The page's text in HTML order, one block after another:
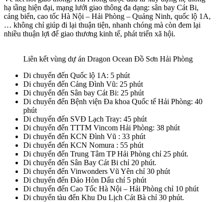
hạ tầng hiện đại, mạng lưới giao thông đa dạng: sân bay Cát Bi,
cảng biển, cao tốc Hà Nội – Hải Phòng – Quảng Ninh, quốc lộ 1A,
… không chỉ giúp đi lại thuận tiện, nhanh chóng mà còn đem lại
nhiều thuận lợi để giao thương kinh tế, phát triển xã hội.
Liên kết vùng dự án Dragon Ocean Đồ Sơn Hải Phòng
Di chuyển đến Quốc lộ 1A: 5 phút
Di chuyển đến Cảng Đình Vũ: 25 phút
Di chuyển đến Sân bay Cát Bi: 25 phút
Di chuyển đến Bệnh viện Đa khoa Quốc tế Hải Phòng: 40
phút
Di chuyển đến SVĐ Lạch Tray: 45 phút
Di chuyển đến TTTM Vincom Hải Phòng: 38 phút
Di chuyển đến KCN Đình Vũ : 33 phút
Di chuyển đến KCN Nomura : 55 phút
Di chuyển đến Trung Tâm TP Hải Phòng chỉ 25 phút.
Di chuyển đến Sân Bay Cát Bi chỉ 20 phút.
Di chuyển đến Vinwonders Vũ Yên chỉ 30 phút
Di chuyển đến Đảo Hòn Dấu chỉ 5 phút
Di chuyển đến Cao Tốc Hà Nội – Hải Phòng chỉ 10 phút
Di chuyển tàu đến Khu Du Lịch Cát Bà chỉ 30 phút.